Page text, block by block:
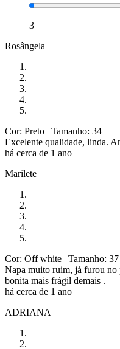
3
Rosângela
Cor: Preto | Tamanho: 34
Excelente qualidade, linda.
há cerca de 1 ano
Marilete
Cor: Off white | Tamanho: 37
Napa muito ruim, já furou no
bonita mais frágil demais .
há cerca de 1 ano
ADRIANA